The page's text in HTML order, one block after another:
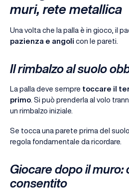
muri, rete metallica
Una volta che la palla è in gioco, il
pazienza e angoli con le pareti.
Il rimbalzo al suolo
La palla deve sempre toccare il
primo . Si può prenderla al volo
un rimbalzo iniziale.
Se tocca una parete prima del
regola fondamentale da ricordare.
Giocare dopo il muro:
consentito